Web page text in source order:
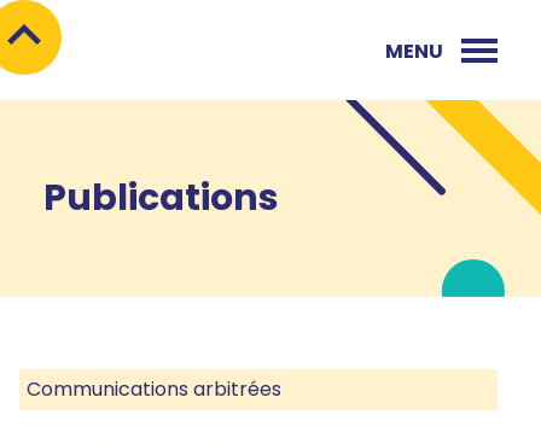
MENU
Publications
Communications arbitrées